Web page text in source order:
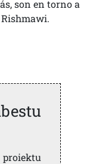
son en torno a